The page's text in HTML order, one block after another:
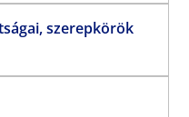
szerepkörök